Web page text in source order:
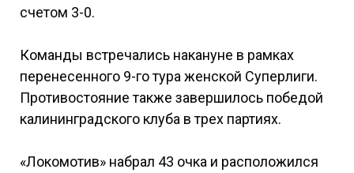
счетом 3-0.
Команды встречались накануне в рамках
перенесенного 9-го тура женской Суперлиги.
Противостояние также завершилось победой
калининградского клуба в трех партиях.
«Локомотив» набрал 43 очка и расположился